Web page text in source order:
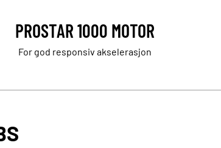
PROSTAR 1000 MOTOR
For god responsiv akselerasjon